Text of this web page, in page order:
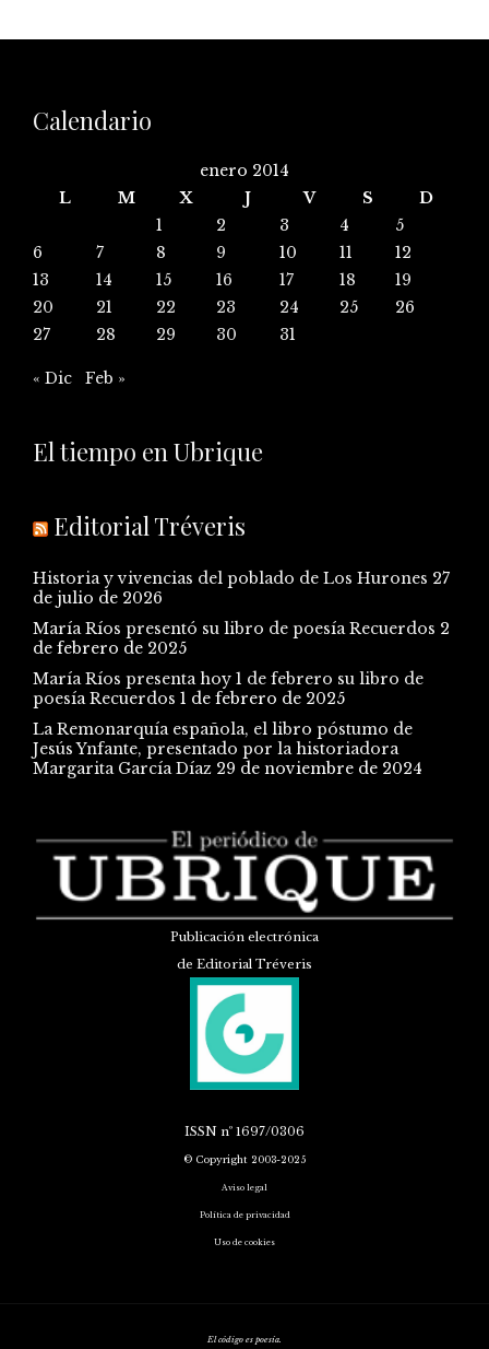
Calendario
enero 2014
L
M X J V S
D
1
2 3 4
5
6
7 8 9 10 11
12
13
14 15 16 17 18
19
20
21 22 23 24 25
26
27
28 29 30 31
« Dic Feb »
El tiempo en Ubrique
Editorial Tréveris
Historia y vivencias del poblado de Los Hurones 27
de julio de 2026
María Ríos presentó su libro de poesía Recuerdos 2
de febrero de 2025
María Ríos presenta hoy 1 de febrero su libro de
poesía Recuerdos 1 de febrero de 2025
La Remonarquía española, el libro póstumo de
Jesús Ynfante, presentado por la historiadora
Margarita García Díaz 29 de noviembre de 2024
Publicación electrónica
de Editorial Tréveris
ISSN nº 1697/0306
© Copyright 2003-2025
Aviso legal
Política de privacidad
Uso de cookies
El código es poesía.